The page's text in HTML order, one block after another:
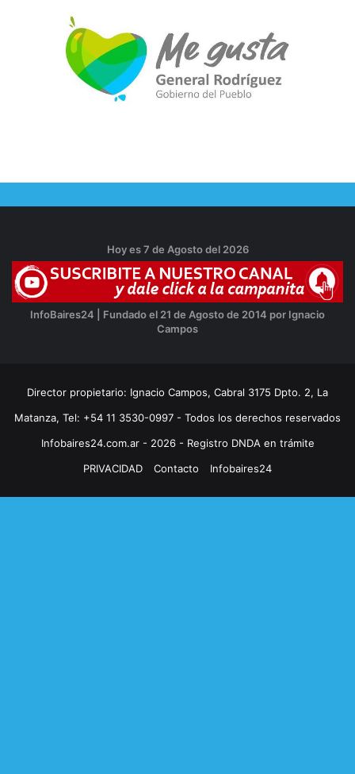
Hoy es 7 de Agosto del 2026
InfoBaires24 | Fundado el 21 de Agosto de 2014 por Ignacio
Campos
Director propietario: Ignacio Campos, Cabral 3175 Dpto. 2, La
Matanza, Tel: +54 11 3530-0997 - Todos los derechos reservados
Infobaires24.com.ar - 2026 - Registro DNDA en trámite
PRIVACIDAD
Contacto Infobaires24